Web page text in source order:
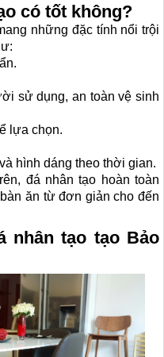
có tốt không?
những đặc tính nổi trội
sử dụng, an toàn vệ sinh
lựa chọn.
hình dáng theo thời gian.
đá nhân tạo hoàn toàn
ăn từ đơn giản cho đến
nhân tạo tạo Bảo